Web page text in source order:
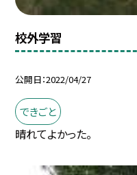
校外学習
公開日 2022/04/27
できごと
晴れてよかった。